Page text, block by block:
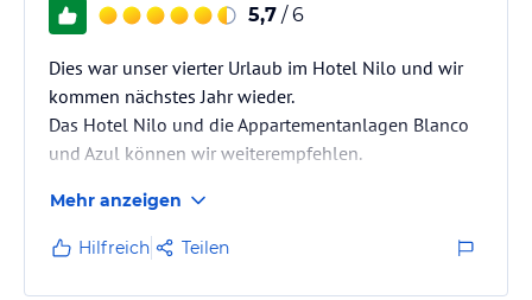
5,7 / 6
Dies war unser vierter Urlaub im Hotel Nilo und wir
kommen nächstes Jahr wieder.
Das Hotel Nilo und die Appartementanlagen Blanco
und Azul können wir weiterempfehlen.
Mehr anzeigen
Hilfreich Teilen